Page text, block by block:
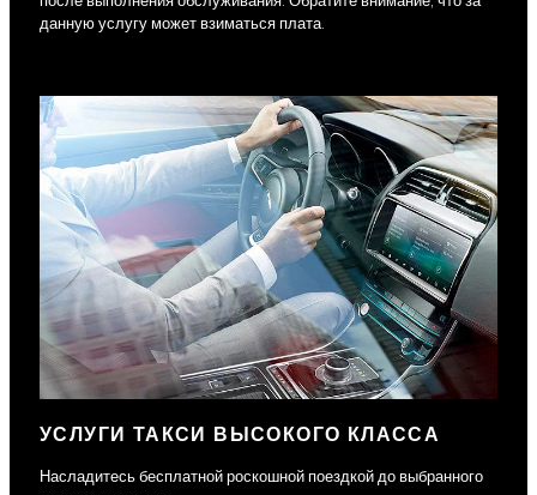
данную услугу может взиматься плата.
УСЛУГИ ТАКСИ ВЫСОКОГО КЛАССА
Насладитесь бесплатной роскошной поездкой до выбранного